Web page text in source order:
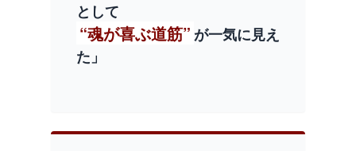
として
“魂が喜ぶ道筋” が一気に見え
た」